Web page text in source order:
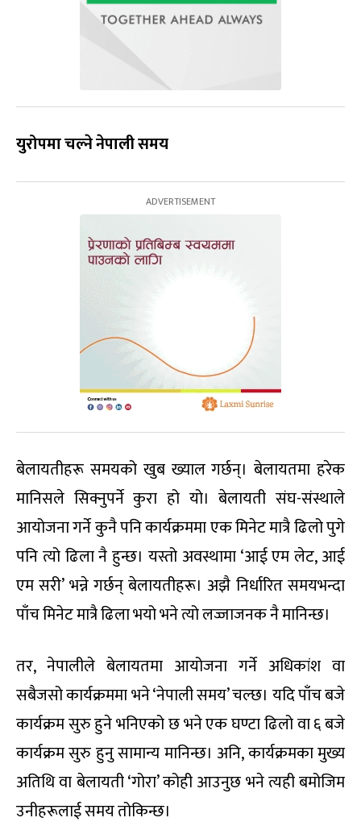
युरोपमाचल्नेनेपालीसमय
बेलायतीहरू समयको खुब ख्याल गर्छन्। बेलायतमा हरेक
मानिसले सिक्नुपर्ने कुरा हो यो। बेलायती संघ-संस्थाले
आयोजना गर्ने कुनै पनि कार्यक्रममा एक मिनेट मात्रै ढिलो पुगे
पनि त्यो ढिला नै हुन्छ। यस्तो अवस्थामा ‘आई एम लेट, आई
एम सरी’ भन्ने गर्छन् बेलायतीहरू। अझै निर्धारित समयभन्दा
पाँच मिनेट मात्रै ढिला भयो भने त्यो लज्जाजनक नै मानिन्छ।
तर, नेपालीले बेलायतमा आयोजना गर्ने अधिकांश वा
सबैजसो कार्यक्रममा भने ‘नेपाली समय’ चल्छ। यदि पाँच बजे
कार्यक्रम सुरु हुने भनिएको छ भने एक घण्टा ढिलो वा ६ बजे
कार्यक्रम सुरु हुनु सामान्य मानिन्छ। अनि, कार्यक्रमका मुख्य
अतिथि वा बेलायती ‘गोरा’ कोही आउनुछ भने त्यही बमोजिम
उनीहरूलाई समय तोकिन्छ।